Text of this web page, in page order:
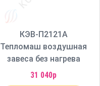
КЭВ-П2121А
Тепломаш воздушная
завеса без нагрева
31 040р